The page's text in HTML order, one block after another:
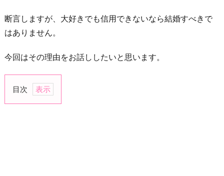
断言しますが、大好きでも信用できないなら結婚すべきで
はありません。
今回はその理由をお話ししたいと思います。
目次
1.